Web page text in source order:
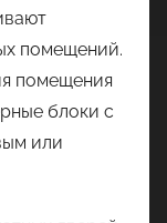
помещений.
помещения
блоки с
или